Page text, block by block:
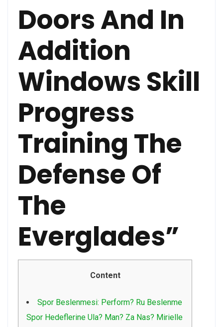
Doors And In
Addition
Windows Skill
Progress
Training The
Defense Of
The
Everglades”
Content
Spor Beslenmesi: Perform? Ru Beslenme
Spor Hedeflerine Ula? Man? Za Nas? Mirielle